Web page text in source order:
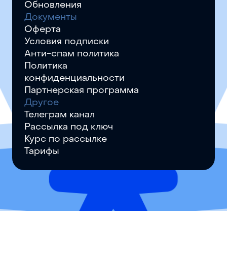
Обновления
Документы
Оферта
Условия подписки
Анти-спам политика
Политика
конфиденциальности
Партнерская программа
Другое
Телеграм канал
Рассылка под ключ
Курс по рассылке
Тарифы